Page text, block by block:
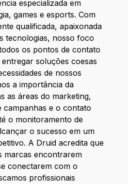
especializada em
games e esports. Com
qualificada, apaixonada
tecnologias, nosso foco
os pontos de contato
soluções coesas
de nossos
a importância da
as áreas do marketing,
campanhas e o contato
o monitoramento de
o sucesso em um
A Druid acredita que
marcas encontrarem
conectarem com o
profissionais